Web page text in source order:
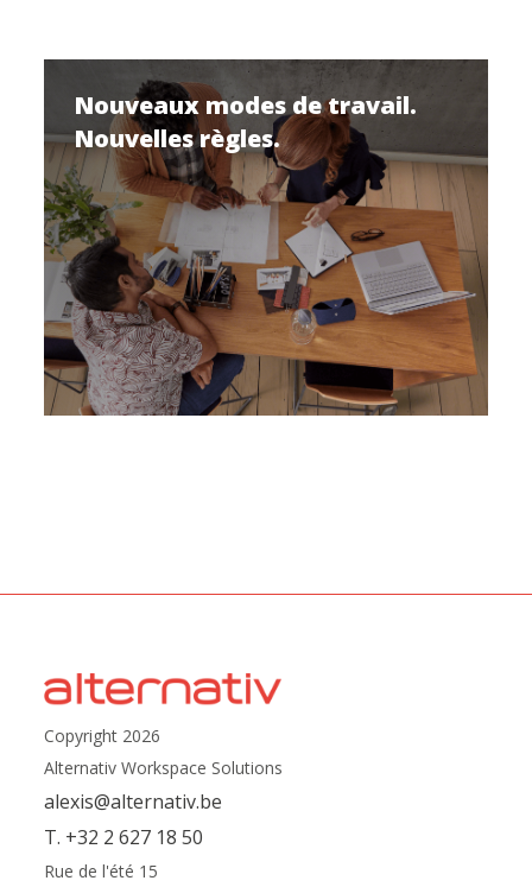
Nouveaux modes de travail.
Nouvelles règles.
Copyright 2026
Alternativ Workspace Solutions
alexis@alternativ.be
T. +32 2 627 18 50
Rue de l'été 15